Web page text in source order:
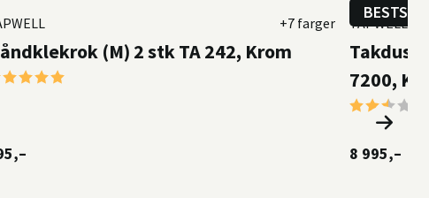
(M) 2 stk TA 242, Krom
+7 farger
Takdusj
7200,
Karakter:
TAPWELL
8 995,–